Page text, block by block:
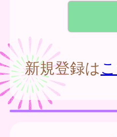
新規登録は